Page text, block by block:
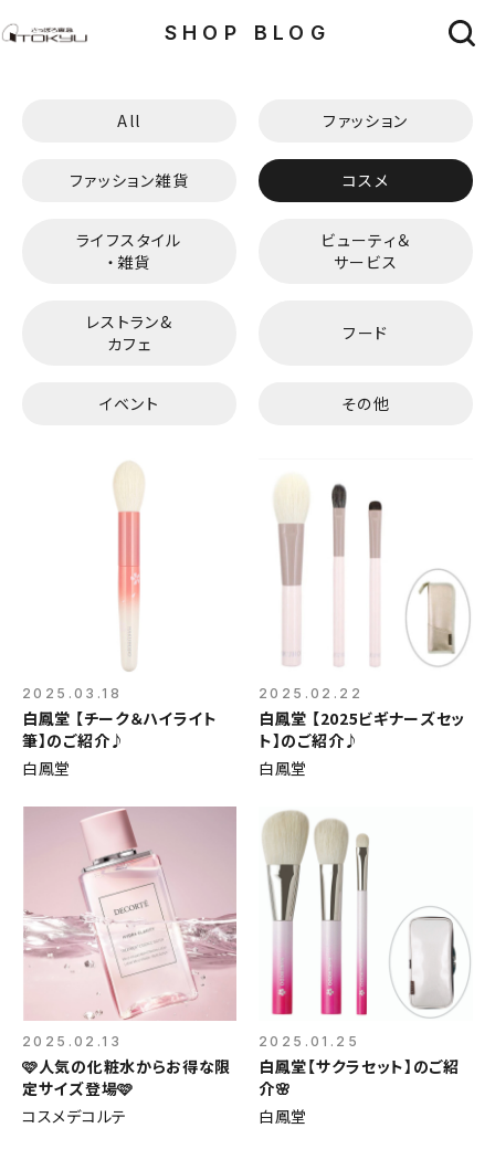
SHOP BLOG
All ファッション
ファッション雑貨 コスメ
ライフスタイル
・雑貨
ビューティ＆
サービス
レストラン&
カフェ
フード
イベント その他
2025.03.18
白鳳堂 【チーク＆ハイライト
筆】のご紹介♪
白鳳堂
2025.02.22
白鳳堂 【2025ビギナーズセッ
ト】のご紹介♪
白鳳堂
2025.02.13
🩷人気の化粧水からお得な限
定サイズ登場🩷
コスメデコルテ
2025.01.25
白鳳堂【サクラセット】のご紹
介🌸
白鳳堂